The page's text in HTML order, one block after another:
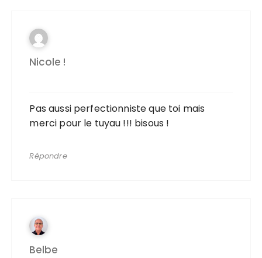
Nicole !
Pas aussi perfectionniste que toi mais
merci pour le tuyau !!! bisous !
Répondre
Belbe